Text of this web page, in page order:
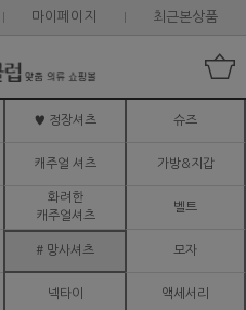
마이페이지 최근본상품
♥ 정장셔츠 슈즈
캐주얼 셔츠 가방&지갑
화려한
캐주얼셔츠
벨트
# 망사셔츠 모자
넥타이 액세서리